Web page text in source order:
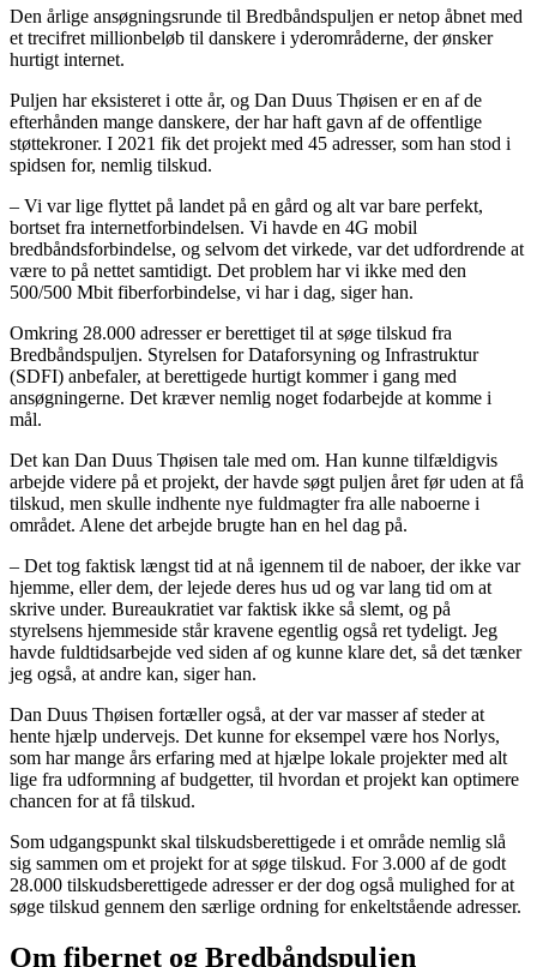
Den årlige ansøgningsrunde til Bredbåndspuljen er netop åbnet med
et trecifret millionbeløb til danskere i yderområderne, der ønsker
hurtigt internet.
Puljen har eksisteret i otte år, og Dan Duus Thøisen er en af de
efterhånden mange danskere, der har haft gavn af de offentlige
støttekroner. I 2021 fik det projekt med 45 adresser, som han stod i
spidsen for, nemlig tilskud.
– Vi var lige flyttet på landet på en gård og alt var bare perfekt,
bortset fra internetforbindelsen. Vi havde en 4G mobil
bredbåndsforbindelse, og selvom det virkede, var det udfordrende at
være to på nettet samtidigt. Det problem har vi ikke med den
500/500 Mbit fiberforbindelse, vi har i dag, siger han.
Omkring 28.000 adresser er berettiget til at søge tilskud fra
Bredbåndspuljen. Styrelsen for Dataforsyning og Infrastruktur
(SDFI) anbefaler, at berettigede hurtigt kommer i gang med
ansøgningerne. Det kræver nemlig noget fodarbejde at komme i
mål.
Det kan Dan Duus Thøisen tale med om. Han kunne tilfældigvis
arbejde videre på et projekt, der havde søgt puljen året før uden at få
tilskud, men skulle indhente nye fuldmagter fra alle naboerne i
området. Alene det arbejde brugte han en hel dag på.
– Det tog faktisk længst tid at nå igennem til de naboer, der ikke var
hjemme, eller dem, der lejede deres hus ud og var lang tid om at
skrive under. Bureaukratiet var faktisk ikke så slemt, og på
styrelsens hjemmeside står kravene egentlig også ret tydeligt. Jeg
havde fuldtidsarbejde ved siden af og kunne klare det, så det tænker
jeg også, at andre kan, siger han.
Dan Duus Thøisen fortæller også, at der var masser af steder at
hente hjælp undervejs. Det kunne for eksempel være hos Norlys,
som har mange års erfaring med at hjælpe lokale projekter med alt
lige fra udformning af budgetter, til hvordan et projekt kan optimere
chancen for at få tilskud.
Som udgangspunkt skal tilskudsberettigede i et område nemlig slå
sig sammen om et projekt for at søge tilskud. For 3.000 af de godt
28.000 tilskudsberettigede adresser er der dog også mulighed for at
søge tilskud gennem den særlige ordning for enkeltstående adresser.
Om fibernet og Bredbåndspuljen